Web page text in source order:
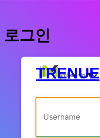
로그인
TRENUE